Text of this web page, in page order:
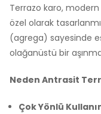
Terrazo karo,
özel olarak
(agrega) sayesinde
olağanüstü bir
Neden Antrasit
Çok Yönlü